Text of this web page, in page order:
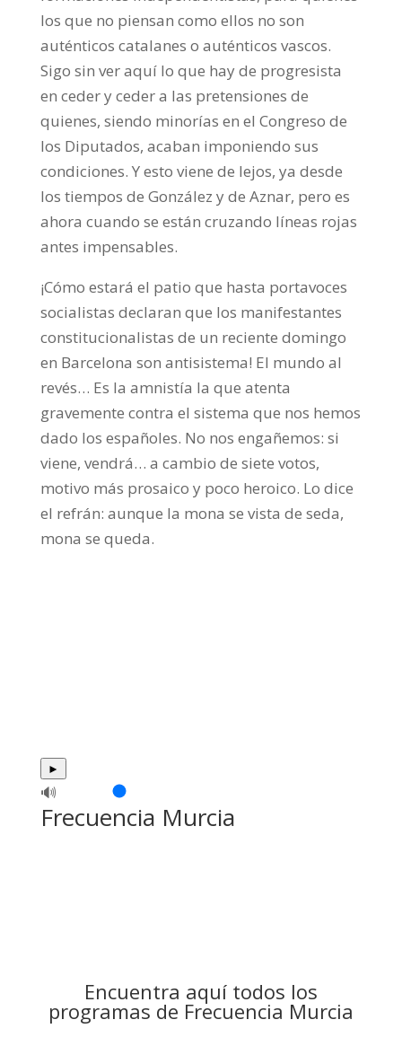
los que no piensan como ellos no son
auténticos catalanes o auténticos vascos.
Sigo sin ver aquí lo que hay de progresista
en ceder y ceder a las pretensiones de
quienes, siendo minorías en el Congreso de
los Diputados, acaban imponiendo sus
condiciones. Y esto viene de lejos, ya desde
los tiempos de González y de Aznar, pero es
ahora cuando se están cruzando líneas rojas
antes impensables.
¡Cómo estará el patio que hasta portavoces
socialistas declaran que los manifestantes
constitucionalistas de un reciente domingo
en Barcelona son antisistema! El mundo al
revés… Es la amnistía la que atenta
gravemente contra el sistema que nos hemos
dado los españoles. No nos engañemos: si
viene, vendrá… a cambio de siete votos,
motivo más prosaico y poco heroico. Lo dice
el refrán: aunque la mona se vista de seda,
mona se queda.
►
🔊
Frecuencia Murcia
Encuentra aquí todos los
programas de Frecuencia Murcia